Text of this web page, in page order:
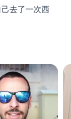
去了一次西